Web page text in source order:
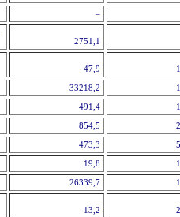
–
2751,1
47,9
33218,2
491,4
854,5
473,3
19,8
26339,7
13,2